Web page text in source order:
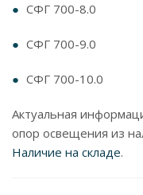
СФГ 700-8.0
СФГ 700-9.0
СФГ 700-10.0
Актуальная
опор освещения из
Наличие на складе.